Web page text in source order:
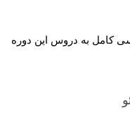
کامل به دروس این دوره